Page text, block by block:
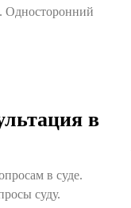
Односторонний
в
в суде.
суду.